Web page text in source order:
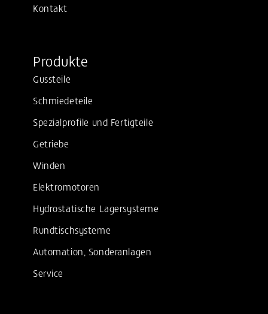
Kontakt
Produkte
Gussteile
Schmiedeteile
Spezialprofile und Fertigteile
Getriebe
Winden
Elektromotoren
Hydrostatische Lagersysteme
Rundtischsysteme
Automation, Sonderanlagen
Service